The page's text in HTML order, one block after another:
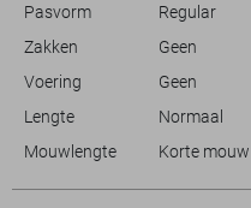
Pasvorm
Regular
Zakken
Geen
Voering
Geen
Lengte
Normaal
Mouwlengte
Korte mouw